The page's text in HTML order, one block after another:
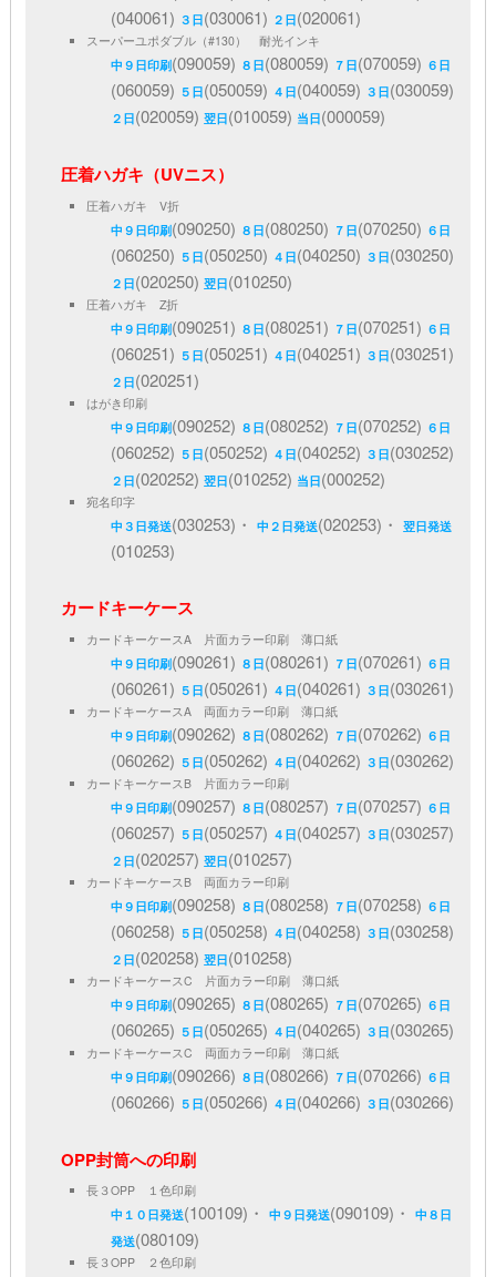
(040061) ３日(030061) ２日(020061)
スーパーユポダブル（#130） 耐光インキ
中９日印刷(090059) ８日(080059) ７日(070059) ６日
(060059) ５日(050059) ４日(040059) ３日(030059)
２日(020059)翌日(010059) 当日(000059)
圧着ハガキ（UVニス）
圧着ハガキ V折
中９日印刷(090250) ８日(080250) ７日(070250) ６日
(060250) ５日(050250) ４日(040250) ３日(030250)
２日(020250)翌日(010250)
圧着ハガキ Z折
中９日印刷(090251) ８日(080251) ７日(070251) ６日
(060251) ５日(050251) ４日(040251) ３日(030251)
２日(020251)
はがき印刷
中９日印刷(090252) ８日(080252) ７日(070252) ６日
(060252) ５日(050252) ４日(040252) ３日(030252)
２日(020252)翌日(010252) 当日(000252)
宛名印字
中３日発送(030253)・中２日発送(020253)・翌日発送
(010253)
カードキーケース
カードキーケースA 片面カラー印刷 薄口紙
中９日印刷(090261) ８日(080261) ７日(070261) ６日
(060261) ５日(050261) ４日(040261) ３日(030261)
カードキーケースA 両面カラー印刷 薄口紙
中９日印刷(090262) ８日(080262) ７日(070262) ６日
(060262) ５日(050262) ４日(040262) ３日(030262)
カードキーケースB 片面カラー印刷
中９日印刷(090257) ８日(080257) ７日(070257) ６日
(060257) ５日(050257) ４日(040257) ３日(030257)
２日(020257)翌日(010257)
カードキーケースB 両面カラー印刷
中９日印刷(090258) ８日(080258) ７日(070258) ６日
(060258) ５日(050258) ４日(040258) ３日(030258)
２日(020258)翌日(010258)
カードキーケースC 片面カラー印刷 薄口紙
中９日印刷(090265) ８日(080265) ７日(070265) ６日
(060265) ５日(050265) ４日(040265) ３日(030265)
カードキーケースC 両面カラー印刷 薄口紙
中９日印刷(090266) ８日(080266) ７日(070266) ６日
(060266) ５日(050266) ４日(040266) ３日(030266)
OPP封筒への印刷
長３OPP １色印刷
中１０日発送(100109)・中９日発送(090109)・中８日
発送(080109)
長３OPP ２色印刷